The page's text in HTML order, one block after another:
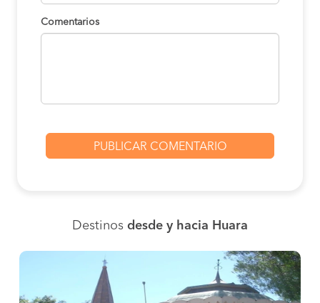
Comentarios
Destinos desde y hacia Huara